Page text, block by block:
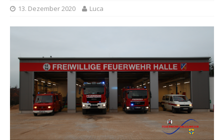
13. Dezember 2020 Luca